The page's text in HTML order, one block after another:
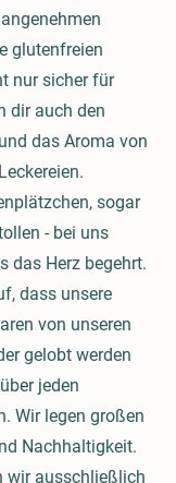
glutenfreien
nur sicher für
dir auch den
das Aroma von
sogar
- bei uns
das Herz begehrt.
dass unsere
von unseren
gelobt werden
jeden
Wir legen großen
Nachhaltigkeit.
wir ausschließlich